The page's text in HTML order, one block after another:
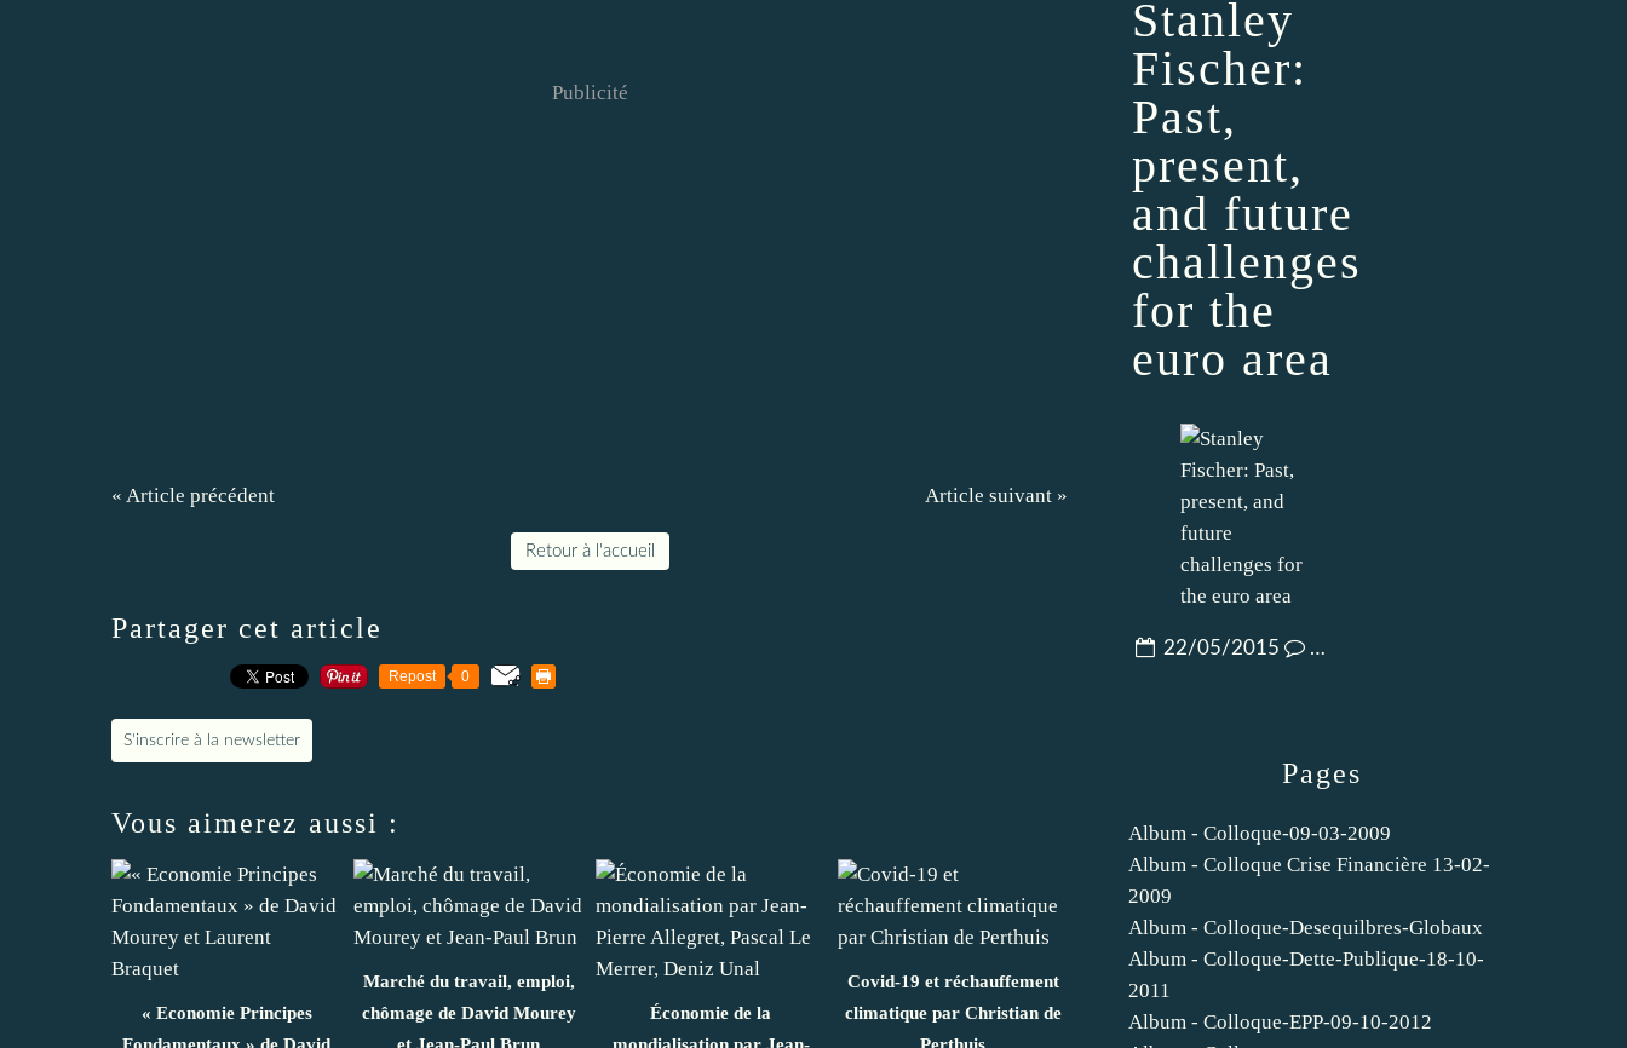
Publicité
« Article précédent Article suivant »
Retour à l'accueil
Partager cet article
Repost 0
S'inscrire à la newsletter
Vous aimerez aussi :
« Economie Principes
Fondamentaux » de David
Marché du travail, emploi,
chômage de David Mourey
et Jean-Paul Brun
Économie de la
mondialisation par Jean-
Covid-19 et réchauffement
climatique par Christian de
Perthuis
Pages
Album - Colloque-09-03-2009
Album - Colloque Crise Financière 13-02-
2009
Album - Colloque-Desequilbres-Globaux
Album - Colloque-Dette-Publique-18-10-
2011
Album - Colloque-EPP-09-10-2012
Stanley
Fischer:
Past,
present,
and future
challenges
for the
euro area
22/05/2015 …